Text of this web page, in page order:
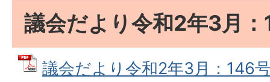
議会だより令和2年3月
議会だより令和2年3月：146